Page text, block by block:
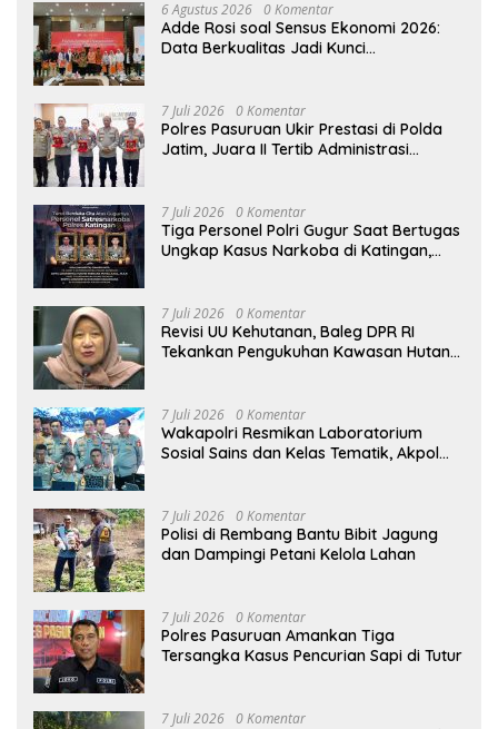
6 Agustus 2026 0 Komentar
Adde Rosi soal Sensus Ekonomi 2026:
Data Berkualitas Jadi Kunci
7 Juli 2026 0 Komentar
Polres Pasuruan Ukir Prestasi di Polda
Jatim, Juara II Tertib Administrasi
7 Juli 2026 0 Komentar
Tiga Personel Polri Gugur Saat Bertugas
Ungkap Kasus Narkoba di Katingan,
7 Juli 2026 0 Komentar
Revisi UU Kehutanan, Baleg DPR RI
Tekankan Pengukuhan Kawasan Hutan
7 Juli 2026 0 Komentar
Wakapolri Resmikan Laboratorium
Sosial Sains dan Kelas Tematik, Akpol
7 Juli 2026 0 Komentar
Polisi di Rembang Bantu Bibit Jagung
dan Dampingi Petani Kelola Lahan
7 Juli 2026 0 Komentar
Polres Pasuruan Amankan Tiga
Tersangka Kasus Pencurian Sapi di Tutur
7 Juli 2026 0 Komentar